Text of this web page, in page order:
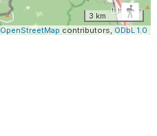
3 km
OpenStreetMap contributors, ODbL 1.0